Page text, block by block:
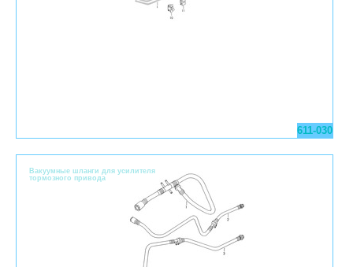
611-030
Вакуумные шланги для усилителя
тормозного привода